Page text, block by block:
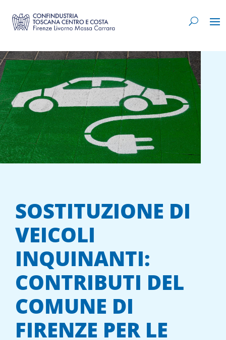
SOSTITUZIONE DI
VEICOLI
INQUINANTI:
CONTRIBUTI DEL
COMUNE DI
FIRENZE PER LE